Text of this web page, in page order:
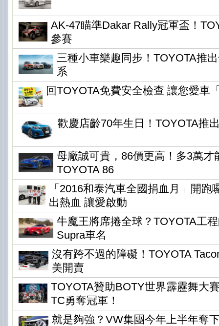
AK-47瞄準Dakar Rally冠軍盃！
參賽
三種小車樂趣同步！TOYOTA推
系
回TOYOTA免費安全檢查 讓您愛車
歡慶店齡70年生日！TOYOTA推
母廠誠可貴，86價更高！多3萬才
TOYOTA 86
「2016和泰汽車全國捐血月」開跑
出熱血 讓愛啟動
牛魔王將席捲全球？TOYOTA工
Supra車名
沒有跨不過的障礙！TOYOTA
美開賣
TOYOTA贊助BOTY世界霹靂舞大
TC勇奪冠軍！
就是夠強？VW集團今年上半年奪